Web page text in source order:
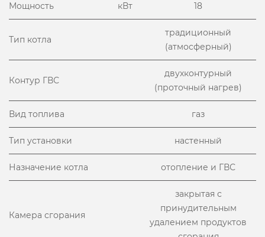
Мощность кВт 18
Тип котла
традиционный
(атмосферный)
Контур ГВС
двухконтурный
(проточный нагрев)
Вид топлива газ
Тип установки настенный
Назначение котла отопление и ГВС
Камера сгорания
закрытая с
принудительным
удалением продуктов